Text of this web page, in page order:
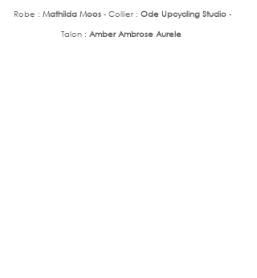
Robe : Mathilda Moos - Collier : Ode Upcycling Studio -
Talon : Amber Ambrose Aurele